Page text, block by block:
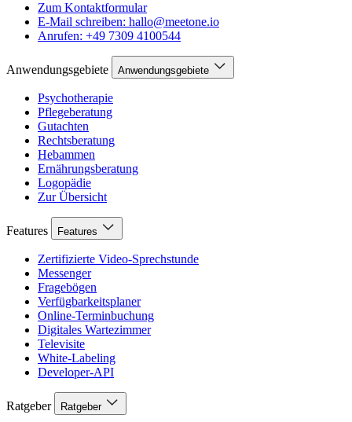
Zum Kontaktformular
E-Mail schreiben: hallo@meetone.io
Anrufen: +49 7309 4100544
Anwendungsgebiete Anwendungsgebiete
Psychotherapie
Pflegeberatung
Gutachten
Rechtsberatung
Hebammen
Ernährungsberatung
Logopädie
Zur Übersicht
Features Features
Zertifizierte Video-Sprechstunde
Messenger
Fragebögen
Verfügbarkeitsplaner
Online-Terminbuchung
Digitales Wartezimmer
Televisite
White-Labeling
Developer-API
Ratgeber Ratgeber